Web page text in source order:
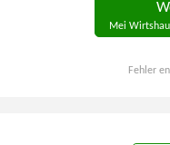
Mei
Fehler